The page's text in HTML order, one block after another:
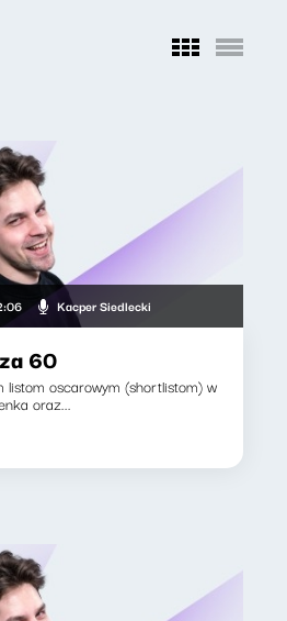
Kacper Siedlecki
60
listom oscarowym (shortlistom) w
oraz...